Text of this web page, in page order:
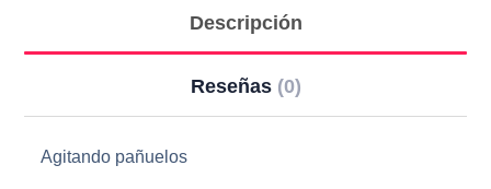
Descripción
Reseñas (0)
Agitando pañuelos